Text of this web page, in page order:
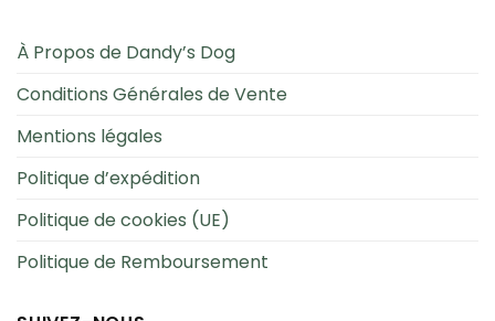
À Propos de Dandy’s Dog
Conditions Générales de Vente
Mentions légales
Politique d’expédition
Politique de cookies (UE)
Politique de Remboursement